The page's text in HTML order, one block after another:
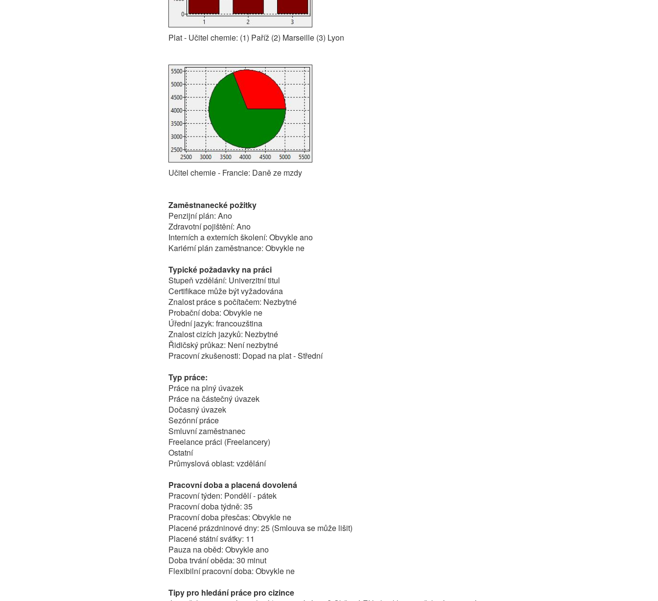
Plat - Učitel chemie: (1) Paříž (2) Marseille (3) Lyon
Učitel chemie - Francie: Daně ze mzdy
Zaměstnanecké požitky
Penzijní plán: Ano
Zdravotní pojištění: Ano
Interních a externích školení: Obvykle ano
Kariérní plán zaměstnance: Obvykle ne
Typické požadavky na práci
Stupeň vzdělání: Univerzitní titul
Certifikace může být vyžadována
Znalost práce s počítačem: Nezbytné
Probační doba: Obvykle ne
Úřední jazyk: francouzština
Znalost cizích jazyků: Nezbytné
Řidičský průkaz: Není nezbytné
Pracovní zkušenosti: Dopad na plat - Střední
Typ práce:
Práce na plný úvazek
Práce na částečný úvazek
Dočasný úvazek
Sezónní práce
Smluvní zaměstnanec
Freelance práci (Freelancery)
Ostatní
Průmyslová oblast: vzdělání
Pracovní doba a placená dovolená
Pracovní týden: Pondělí - pátek
Pracovní doba týdně: 35
Pracovní doba přesčas: Obvykle ne
Placené prázdninové dny: 25 (Smlouva se může lišit)
Placené státní svátky: 11
Pauza na oběd: Obvykle ano
Doba trvání oběda: 30 minut
Flexibilní pracovní doba: Obvykle ne
Tipy pro hledání práce pro cizince